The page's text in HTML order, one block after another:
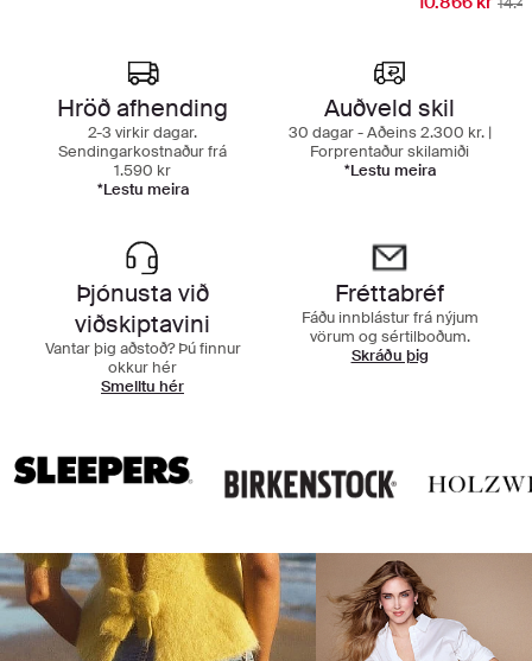
Hröð afhending
2-3 virkir dagar.
Sendingarkostnaður frá
1.590 kr
*Lestu meira
Auðveld skil
30 dagar - Aðeins 2.300 kr. |
Forprentaður skilamiði
*Lestu meira
Þjónusta við
viðskiptavini
Vantar þig aðstoð? Þú finnur
okkur hér
Smelltu hér
Fréttabréf
Fáðu innblástur frá nýjum
vörum og sértilboðum.
Skráðu þig